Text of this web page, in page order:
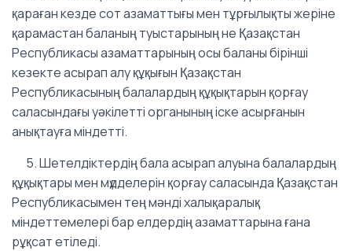
қараған кезде сот азаматтығы мен тұрғылықты жеріне
қарамастан баланың туыстарының не Қазақстан
Республикасы азаматтарының осы баланы бірінші
кезекте асырап алу құқығын Қазақстан
Республикасының балалардың құқықтарын қорғау
саласындағы уәкілетті органының іске асырғанын
анықтауға міндетті.
5. Шетелдіктердің бала асырап алуына балалардың
құқықтары мен мүдделерін қорғау саласында Қазақстан
Республикасымен тең мәнді халықаралық
міндеттемелері бар елдердің азаматтарына ғана
рұқсат етіледі.